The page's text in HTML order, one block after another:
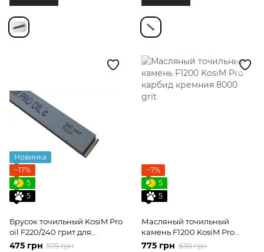
Новинка
−17%
5
5
Брусок точильный KosiM Pro
oil F220/240 грит для
обдирки на бланке
475 грн 575 грн
−7%
5
5
Масляный точильный
камень F1200 KosiM Pro
карбид кремния 8000 grit
775 грн 830 грн